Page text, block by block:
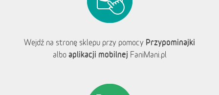
Wejdź na stronę sklepu przy pomocy Przypominajki
albo aplikacji mobilnej FaniMani.pl